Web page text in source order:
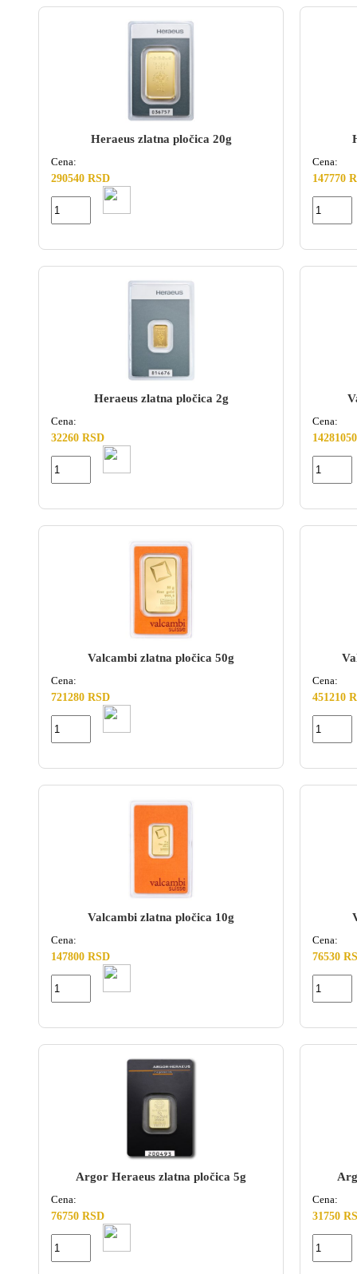
Heraeus zlatna pločica 20g
Cena:
290540 RSD
Cena:
147770
Heraeus zlatna pločica 2g
Cena:
32260 RSD
Cena:
Valcambi zlatna pločica 50g
Cena:
721280 RSD
Cena:
451210
Valcambi zlatna pločica 10g
Cena:
147800 RSD
Cena:
76530
Argor Heraeus zlatna pločica 5g
Cena:
76750 RSD
Cena:
31750